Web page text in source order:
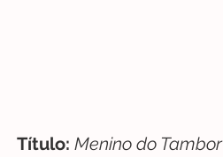
Título: Menino do Tambor